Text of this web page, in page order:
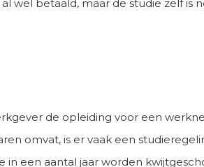
wel betaald, maar de studie zelf is
de opleiding voor een
omvat, is er vaak een
een aantal jaar worden